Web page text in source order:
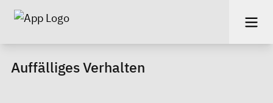
Auffälliges Verhalten